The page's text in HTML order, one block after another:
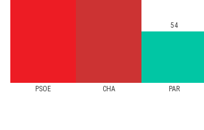
PSOE CHA PAR
54